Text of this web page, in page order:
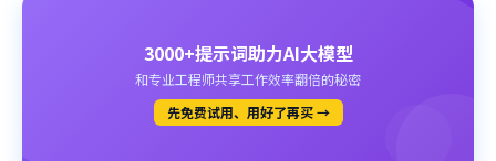
3000+提示词助力AI大模型
和专业工程师共享工作效率翻倍的秘密
先免费试用、用好了再买 →